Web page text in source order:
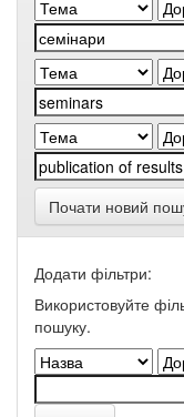
Почати новий
Додати фільтри:
Використовуйте
пошуку.